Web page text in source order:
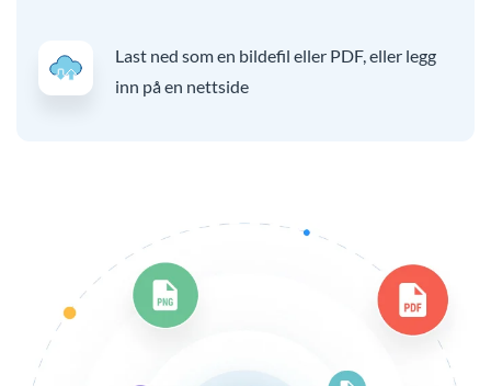
Last ned som en bildefil eller PDF, eller legg
inn på en nettside